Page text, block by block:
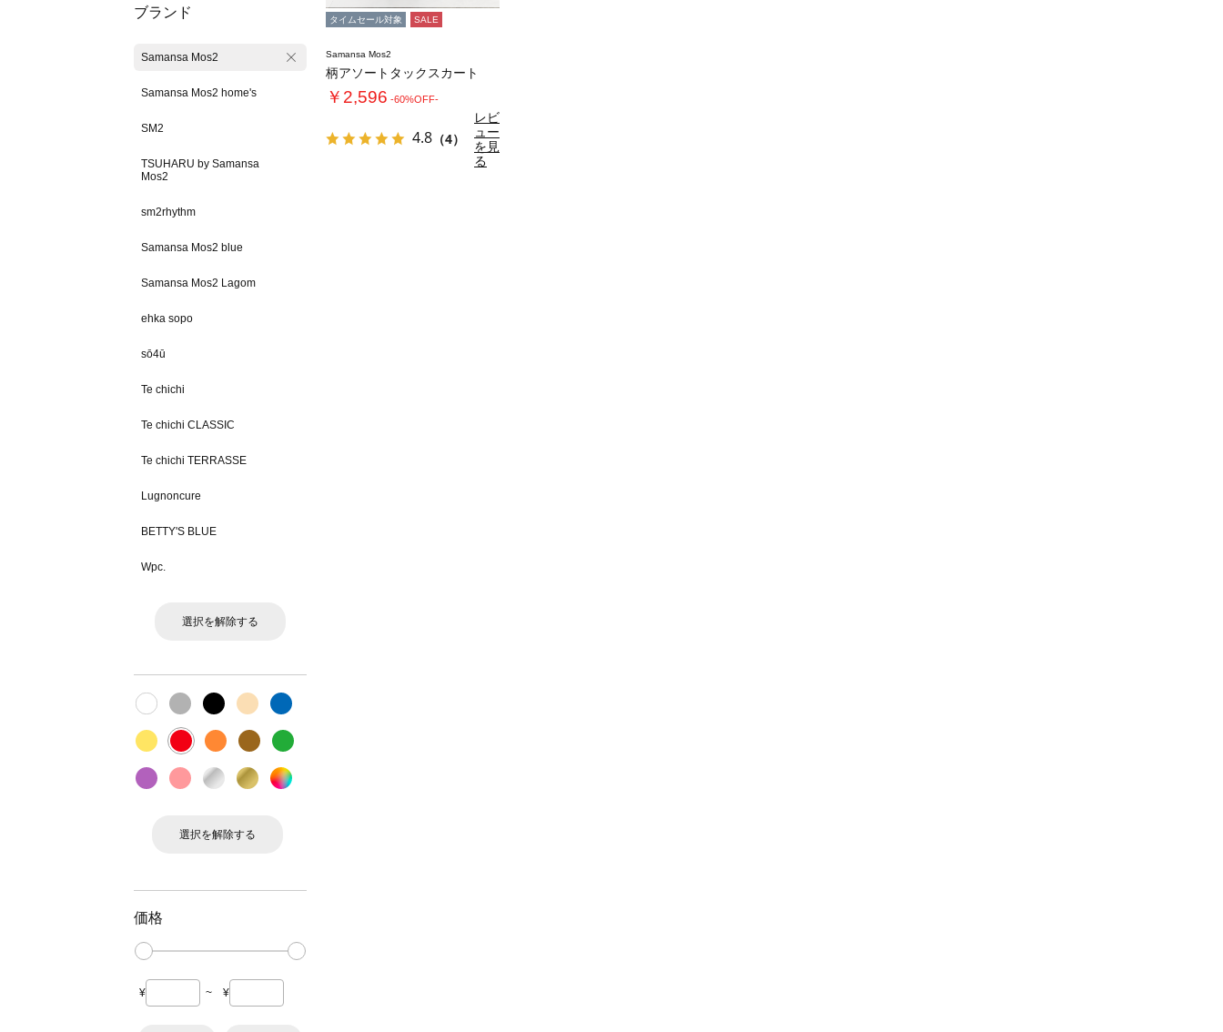
ブランド
Samansa Mos2
Samansa Mos2 home's
SM2
TSUHARU by Samansa
Mos2
sm2rhythm
Samansa Mos2 blue
Samansa Mos2 Lagom
ehka sopo
sō4ū
Te chichi
Te chichi CLASSIC
Te chichi TERRASSE
Lugnoncure
BETTY'S BLUE
Wpc.
選択を解除する
選択を解除する
価格
¥ ~ ¥
タイムセール対象 SALE
Samansa Mos2
柄アソートタックスカート
￥2,596 -60%OFF-
4.8 （4）
レビ
ュー
を見
る